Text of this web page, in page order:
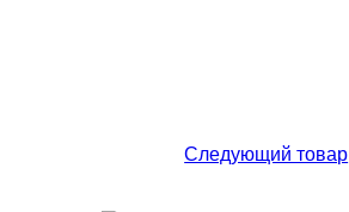
Следующий товар